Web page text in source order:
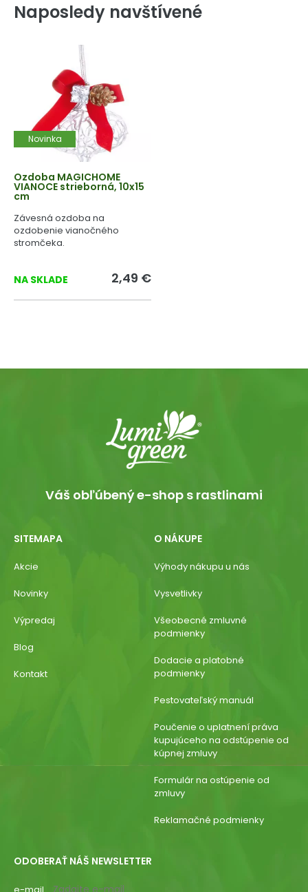
Naposledy navštívené
Novinka
Ozdoba MAGICHOME
VIANOCE strieborná, 10x15
cm
Závesná ozdoba na
ozdobenie vianočného
stromčeka.
NA SKLADE 2,49 €
Váš obľúbený e-shop s rastlinami
SITEMAPA
Akcie
Novinky
Výpredaj
Blog
Kontakt
O NÁKUPE
Výhody nákupu u nás
Vysvetlivky
Všeobecné zmluvné
podmienky
Dodacie a platobné
podmienky
Pestovateľský manuál
Poučenie o uplatnení práva
kupujúceho na odstúpenie od
kúpnej zmluvy
Formulár na ostúpenie od
zmluvy
Reklamačné podmienky
ODOBERAŤ NÁŠ NEWSLETTER